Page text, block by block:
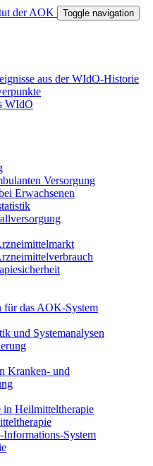
Toggle navigation
aus der WIdO-Historie
WIdO
Versorgung
Erwachsenen
für das AOK-System
und Systemanalysen
Kranken- und
in Heilmitteltherapie
System